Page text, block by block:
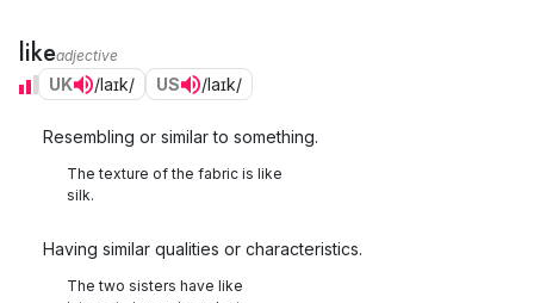
likeadjective
UK /laɪk/ US /laɪk/
Resembling or similar to something.
The texture of the fabric is like
silk.
Having similar qualities or characteristics.
The two sisters have like